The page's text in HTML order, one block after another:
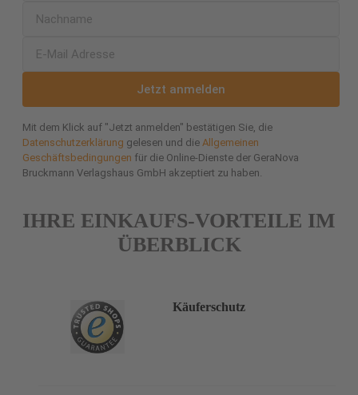
Jetzt anmelden
Mit dem Klick auf "Jetzt anmelden" bestätigen Sie, die
Datenschutzerklärung gelesen und die Allgemeinen
Geschäftsbedingungen für die Online-Dienste der GeraNova
Bruckmann Verlagshaus GmbH akzeptiert zu haben.
IHRE EINKAUFS-VORTEILE IM
ÜBERBLICK
Käuferschutz